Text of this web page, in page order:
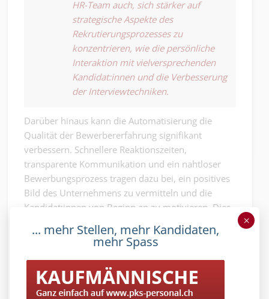
HR-Team auch, sich stärker auf
strategische Aspekte des
Rekrutierungsprozesses zu
konzentrieren, wie die persönliche
Interaktion mit vielversprechenden
Kandidat:innen und die Verbesserung
der Interviewtechniken.
Darüber hinaus kann die Automatisierung die
Qualität der Bewerbererfahrung signifikant
verbessern. Schnellere Reaktionszeiten,
transparente Kommunikation und ein nahtloser
Bewerbungsprozess tragen dazu bei, ein positives
Bild des Unternehmens zu vermitteln und die
Kandidat:innen von Beginn an zu motivieren. Dies
Arbeitsmarkt, wo erstklassige Talente oft mehrere
Angebote zur Auswahl haben. Indem Unternehmen
ein reibungsloses und ansprechendes
Bewerbungserlebnis bieten, senden sie
motivierende Signale an potenzielle neue
... mehr Stellen, mehr Kandidaten,
mehr Spass
×